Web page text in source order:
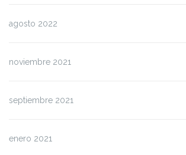
agosto 2022
noviembre 2021
septiembre 2021
enero 2021